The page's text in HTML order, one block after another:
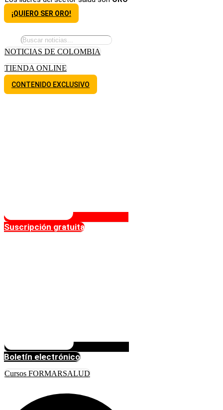
¡QUIERO SER ORO!
NOTICIAS DE COLOMBIA
TIENDA ONLINE
CONTENIDO EXCLUSIVO
Suscripción gratuita
Boletín electrónico
Cursos FORMARSALUD